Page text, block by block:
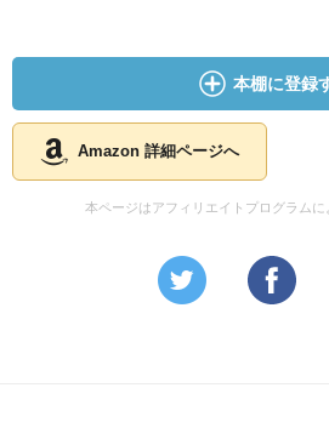
本棚に登録
Amazon 詳細ページへ
本ページはアフィリエイトプログラム